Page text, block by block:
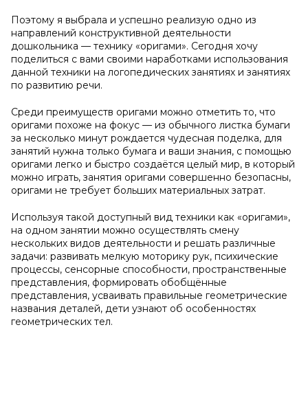
Поэтому я выбрала и успешно реализую одно из
направлений конструктивной деятельности
дошкольника — технику «оригами». Сегодня хочу
поделиться с вами своими наработками использования
данной техники на логопедических занятиях и занятиях
по развитию речи.
Среди преимуществ оригами можно отметить то, что
оригами похоже на фокус — из обычного листка бумаги
за несколько минут рождается чудесная поделка, для
занятий нужна только бумага и ваши знания, с помощью
оригами легко и быстро создаётся целый мир, в который
можно играть, занятия оригами совершенно безопасны,
оригами не требует больших материальных затрат.
Используя такой доступный вид техники как «оригами»,
на одном занятии можно осуществлять смену
нескольких видов деятельности и решать различные
задачи: развивать мелкую моторику рук, психические
процессы, сенсорные способности, пространственные
представления, формировать обобщённые
представления, усваивать правильные геометрические
названия деталей, дети узнают об особенностях
геометрических тел.